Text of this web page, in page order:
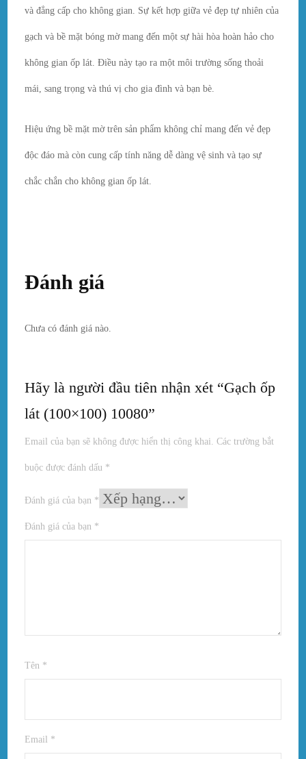
và đẳng cấp cho không gian. Sự kết hợp giữa vẻ đẹp tự nhiên của
gạch và bề mặt bóng mờ mang đến một sự hài hòa hoàn hảo cho
không gian ốp lát. Điều này tạo ra một môi trường sống thoải
mái, sang trọng và thú vị cho gia đình và bạn bè.
Hiệu ứng bề mặt mờ trên sản phẩm không chỉ mang đến vẻ đẹp
độc đáo mà còn cung cấp tính năng dễ dàng vệ sinh và tạo sự
chắc chắn cho không gian ốp lát.
Đánh giá
Chưa có đánh giá nào.
Hãy là người đầu tiên nhận xét “Gạch ốp
lát (100×100) 10080”
Email của bạn sẽ không được hiển thị công khai. Các trường bắt
buộc được đánh dấu *
Đánh giá của bạn *
Đánh giá của bạn *
Tên *
Email *